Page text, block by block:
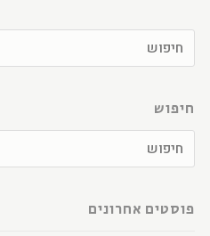
חיפוש
פוסטים אחרונים